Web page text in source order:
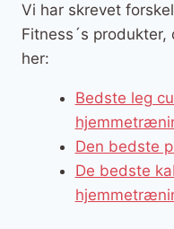
Vi har skrevet
Fitness´s
her:
Bedste leg
Den bedste
De bedste